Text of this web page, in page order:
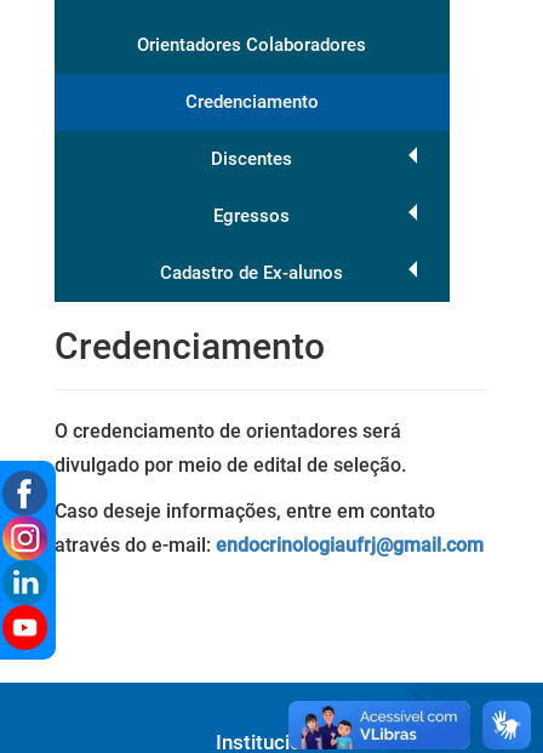
Orientadores Colaboradores
Credenciamento
Discentes
Egressos
Cadastro de Ex-alunos
Credenciamento
O credenciamento de orientadores será
divulgado por meio de edital de seleção.
Caso deseje informações, entre em contato
através do e-mail: endocrinologiaufrj@gmail.com
Institucional